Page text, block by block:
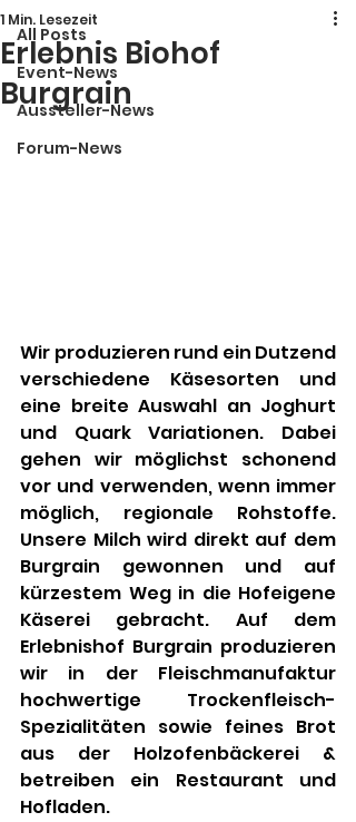
All Posts
Event-News
Aussteller-News
Forum-News
Erlebnis Biohof
Burgrain
1 Min. Lesezeit
Wir produzieren rund ein Dutzend
verschiedene Käsesorten und
eine breite Auswahl an Joghurt
und Quark Variationen. Dabei
gehen wir möglichst schonend
vor und verwenden, wenn immer
möglich, regionale Rohstoffe.
Unsere Milch wird direkt auf dem
Burgrain gewonnen und auf
kürzestem Weg in die Hofeigene
Käserei gebracht. Auf dem
Erlebnishof Burgrain produzieren
wir in der Fleischmanufaktur
hochwertige Trockenfleisch-
Spezialitäten sowie feines Brot
aus der Holzofenbäckerei &
betreiben ein Restaurant und
Hofladen.